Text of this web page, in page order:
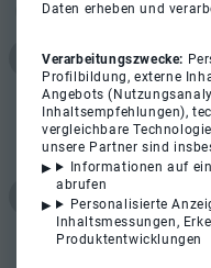
Daten erheben und
Verarbeitungszwecke:
Profilbildung, externe
Angebots
Inhaltsempfehlungen),
vergleichbare
unsere Partner sind
Informationen auf
abrufen
Personalisierte
Inhaltsmessungen,
Produktentwicklungen